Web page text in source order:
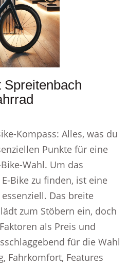
Spreitenbach
Kompass: Alles, was du
Punkte für eine
Wahl. Um das
Bike zu finden, ist eine
Das breite
zum Stöbern ein, doch
als Preis und
für die Wahl
Fahrkomfort, Features